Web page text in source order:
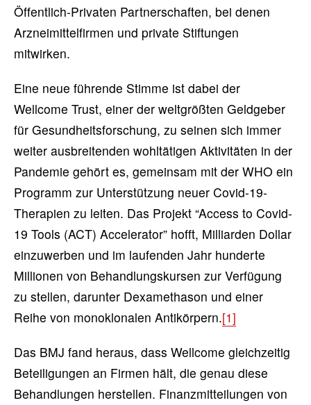
Öffentlich-Privaten Partnerschaften, bei denen
Arzneimittelfirmen und private Stiftungen
mitwirken.
Eine neue führende Stimme ist dabei der
Wellcome Trust, einer der weltgrößten Geldgeber
für Gesundheitsforschung, zu seinen sich immer
weiter ausbreitenden wohltätigen Aktivitäten in der
Pandemie gehört es, gemeinsam mit der WHO ein
Programm zur Unterstützung neuer Covid-19-
Therapien zu leiten. Das Projekt “Access to Covid-
19 Tools (ACT) Accelerator” hofft, Milliarden Dollar
einzuwerben und im laufenden Jahr hunderte
Millionen von Behandlungskursen zur Verfügung
zu stellen, darunter Dexamethason und einer
Reihe von monoklonalen Antikörpern.[1]
Das BMJ fand heraus, dass Wellcome gleichzeitig
Beteiligungen an Firmen hält, die genau diese
Behandlungen herstellen. Finanzmitteilungen von